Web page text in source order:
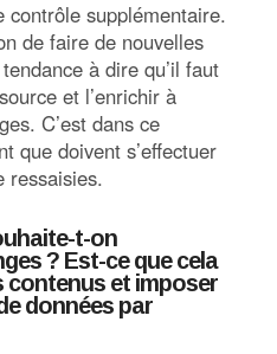
contrôle supplémentaire.
de faire de nouvelles
à dire qu’il faut
et l’enrichir à
C’est dans ce
que doivent s’effectuer
ressaisies.
t-on
? Est-ce que cela
contenus et imposer
données par